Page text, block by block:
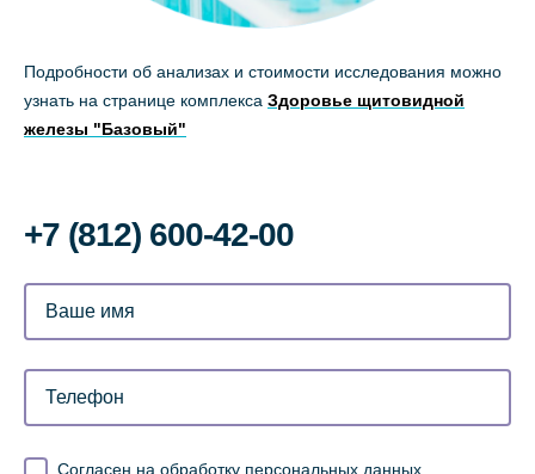
Подробности об анализах и стоимости исследования можно
узнать на странице комплекса Здоровье щитовидной
железы "Базовый"
+7 (812) 600-42-00
Согласен на обработку персональных данных